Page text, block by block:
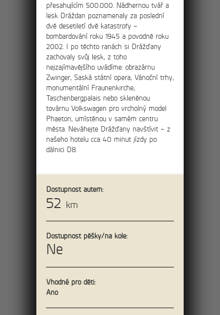
Výlet na rozhlednu
Děčínský Sněžník
Po červené turistické stezce projdete
menším skalním městem na začátku
Ostrova do strmého kopce.
soutěskami Kamenice
a na Pravčickou bránu
Výlet za největšími atrakcemi Českého
Švýcarska – Pravčickou bránu a soutěsky
Kamenice – Divokou a Edmundovu
soutěsku.
přesahujícím 500.000. Nádhernou tvář a
lesk Dráždan poznamenaly za poslední
dvě desetiletí dvě katastrofy –
bombardování roku 1945 a povodně roku
2002. I po těchto ranách si Drážďany
zachovaly svůj lesk, z toho
nejzajímavějšího uvádíme: obrazárnu
Zwinger, Saská státní opera, Vánoční trhy,
monumentální Fraunenkirche,
Taschenbergpalais nebo skleněnou
továrnu Volkswagen pro vrcholný model
Phaeton, umístěnou v samém centru
města. Neváhejte Drážďany navštívit – z
našeho hotelu cca 40 minut jízdy po
dálnici D8.
Dostupnost autem:
52 km
Dostupnost pěšky/na kole:
Ne
Vhodné pro děti:
Ano